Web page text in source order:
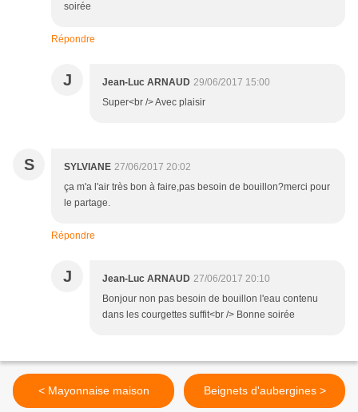
soirée
Répondre
J Jean-Luc ARNAUD 29/06/2017 15:00
Super<br /> Avec plaisir
S SYLVIANE 27/06/2017 20:02
ça m'a l'air très bon à faire,pas besoin de bouillon?merci pour
le partage.
Répondre
J Jean-Luc ARNAUD 27/06/2017 20:10
Bonjour non pas besoin de bouillon l'eau contenu
dans les courgettes suffit<br /> Bonne soirée
< Mayonnaise maison Beignets d'aubergines >